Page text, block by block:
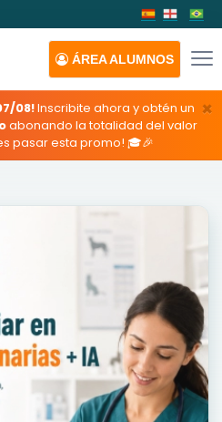
ÁREAALUMNOS
×
08!Inscribite ahora y obtén un
abonando la totalidad del valor
pasar esta promo! 🎓🎉